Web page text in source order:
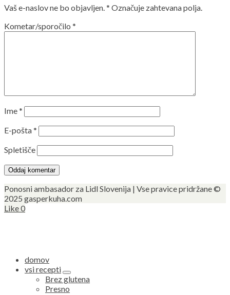
Vaš e-naslov ne bo objavljen.* Označuje zahtevana polja.
Kometar/sporočilo *
Ime*
E-pošta*
Spletišče
Ponosni ambasador za Lidl Slovenija | Vse pravice pridržane ©
2025 gasperkuha.com
Like0
domov
vsi recepti
expand
child
menu
Brez glutena
Presno